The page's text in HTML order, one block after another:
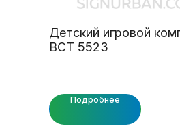
Детский игровой
ВСТ 5523
Подробнее